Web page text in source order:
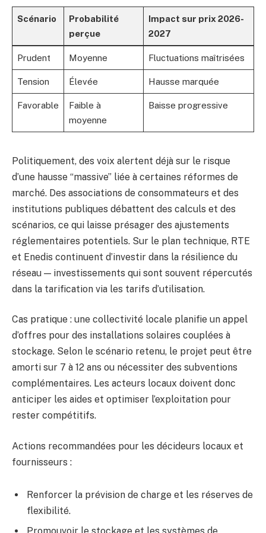
Scénario
Probabilité
perçue
Impact sur prix 2026-
2027
Prudent Moyenne Fluctuations maîtrisées
Tension Élevée Hausse marquée
Favorable
Faible à
moyenne
Baisse progressive
Politiquement, des voix alertent déjà sur le risque
d’une hausse “massive” liée à certaines réformes de
marché. Des associations de consommateurs et des
institutions publiques débattent des calculs et des
scénarios, ce qui laisse présager des ajustements
réglementaires potentiels. Sur le plan technique, RTE
et Enedis continuent d’investir dans la résilience du
réseau — investissements qui sont souvent répercutés
dans la tarification via les tarifs d’utilisation.
Cas pratique : une collectivité locale planifie un appel
d’offres pour des installations solaires couplées à
stockage. Selon le scénario retenu, le projet peut être
amorti sur 7 à 12 ans ou nécessiter des subventions
complémentaires. Les acteurs locaux doivent donc
anticiper les aides et optimiser l’exploitation pour
rester compétitifs.
Actions recommandées pour les décideurs locaux et
fournisseurs :
Renforcer la prévision de charge et les réserves de
flexibilité.